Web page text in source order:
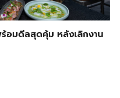
อมดีลสุดคุ้ม หลังเลิกงาน